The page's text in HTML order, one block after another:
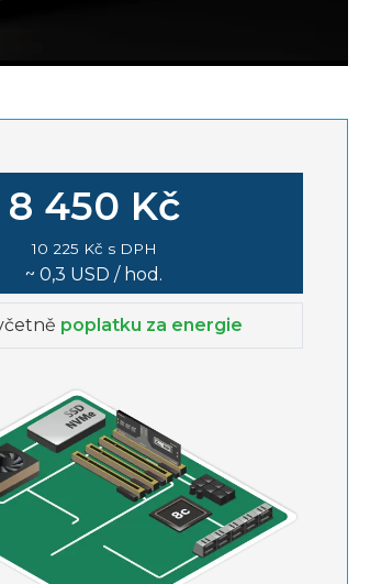
8 450 Kč
10 225 Kč s DPH
~ 0,3 USD / hod.
poplatku za energie